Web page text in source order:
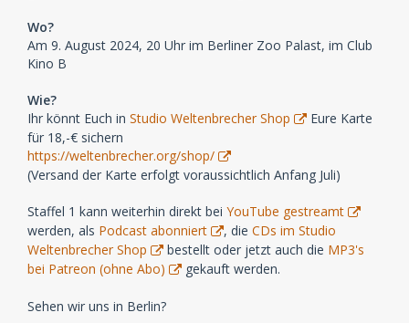
Wo?
Am 9. August 2024, 20 Uhr im Berliner Zoo Palast, im Club
Kino B
Wie?
Ihr könnt Euch in Studio Weltenbrecher Shop
Eure Karte
für 18,-€ sichern
https://weltenbrecher.org/shop/
(Versand der Karte erfolgt voraussichtlich Anfang Juli)
Staffel 1 kann weiterhin direkt bei YouTube gestreamt
werden, als Podcast abonniert , die CDs im Studio
Weltenbrecher Shop
bestellt oder jetzt auch die MP3's
bei Patreon (ohne Abo)
gekauft werden.
Sehen wir uns in Berlin?